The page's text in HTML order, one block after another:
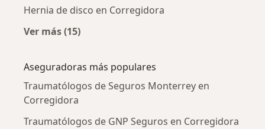
Hernia de disco en Corregidora
Ver más (15)
Aseguradoras más populares
Traumatólogos de Seguros Monterrey en
Corregidora
Traumatólogos de GNP Seguros en Corregidora